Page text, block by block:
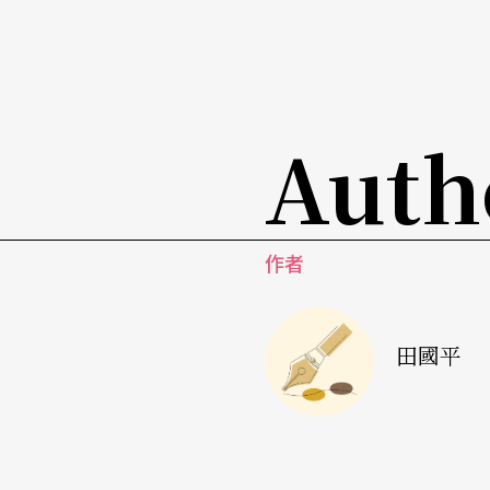
音樂與運鏡的風格有著異曲同工之妙。二○○
ns改編成舞劇，配樂沿用了浦羅柯菲夫的音樂。
巴茲．魯曼的版本，不僅僅移動了時空，只保
愛殉情世界，反而是一個超酷生猛的MV世代。
作者
田國平